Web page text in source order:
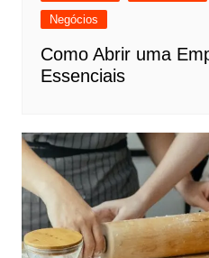
Negócios
Como Abrir uma
Essenciais